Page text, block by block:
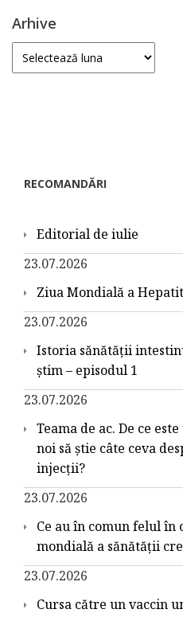
Arhive
Arhive
RECOMANDĂRI
Editorial de iulie
23.07.2026
Ziua Mondială a
23.07.2026
Istoria sănătății
știm – episodul 1
23.07.2026
Teama de ac. De ce
noi să știe câte ceva
injecții?
23.07.2026
Ce au în comun felul în
mondială a sănătății
23.07.2026
Cursa către un vaccin